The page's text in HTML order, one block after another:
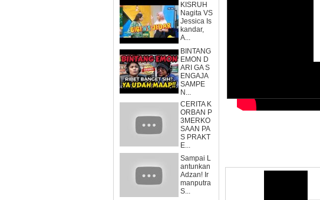
KISRUH
Nagita VS
Jessica Is
kandar,
A...
BINTANG
EMON D
ARI GA S
ENGAJA
SAMPE
N...
CERITA K
ORBAN P
3MERKO
SAAN PA
S PRAKT
E...
Sampai L
antunkan
Adzan! Ir
manputra
S...